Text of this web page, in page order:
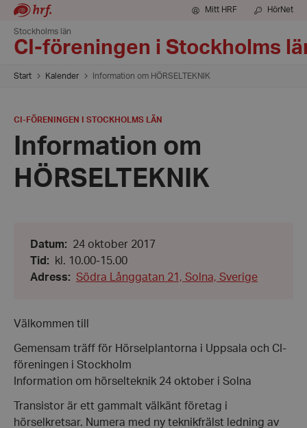
Mitt HRF HörNet
Stockholms län
CI-föreningen i Stockholms
Start Kalender Information om HÖRSELTEKNIK
PLATS:
CI-FÖRENINGEN I STOCKHOLMS LÄN
Information om
HÖRSELTEKNIK
Datum:
Datum:
24
oktober
2017
24 oktober 2017
Tid :
Från:
10.00
15.00
kl. 10.00-15.00
Adress: Södra Långgatan 21, Solna, Sverige
Välkommen till
Gemensam träff för Hörselplantorna i Uppsala och CI-
föreningen i Stockholm
Information om hörselteknik 24 oktober i Solna
Transistor är ett gammalt välkänt företag i
hörselkretsar. Numera med ny teknikfrälst ledning av